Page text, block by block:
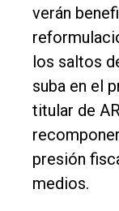
verán
los saltos
suba en el
titular de
presión
medios.